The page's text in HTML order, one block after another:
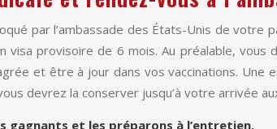
par l’ambassade des États-Unis de votre
visa provisoire de 6 mois. Au préalable, vous
et être à jour dans vos vaccinations. Une
devrez la conserver jusqu’à votre arrivée
gagnants et les préparons à l’entretien.